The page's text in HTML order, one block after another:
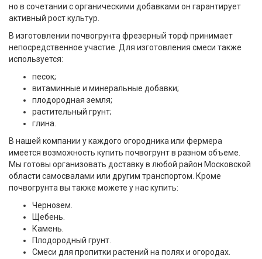
но в сочетании с органическими добавками он гарантирует
активный рост культур.
В изготовлении почвогрунта фрезерный торф принимает
непосредственное участие. Для изготовления смеси также
используется:
песок;
витаминные и минеральные добавки;
плодородная земля;
растительный грунт;
глина.
В нашей компании у каждого огородника или фермера
имеется возможность купить почвогрунт в разном объеме.
Мы готовы организовать доставку в любой район Московской
области самосвалами или другим транспортом. Кроме
почвогрунта вы также можете у нас купить:
Чернозем.
Щебень.
Камень.
Плодородный грунт.
Смеси для пропитки растений на полях и огородах.